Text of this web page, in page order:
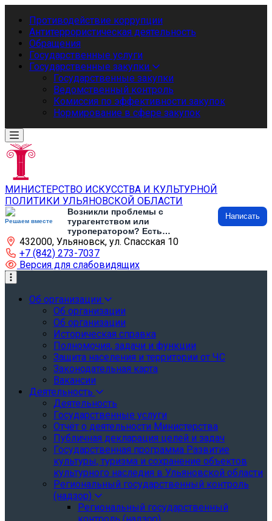
Противодействие коррупции
Антитеррористическая деятельность
Обращения
Государственные услуги
Государственные закупки
Государственные закупки
Ведомственный контроль
Комиссия по эффективности закупок
Нормирование в сфере закупок
МИНИСТЕРСТВО ИСКУССТВА И КУЛЬТУРНОЙ
ПОЛИТИКИ УЛЬЯНОВСКОЙ ОБЛАСТИ
Решаем вместе
Возникли проблемы с
турагентством или
туроператором? Есть
предложения по развитию
туризма и туристической
инфраструктуры? Напишите об
этом
Написать
432000, Ульяновск, ул. Спасская 10
+7 (842) 273-7037
Версия для слабовидящих
Об организации
Об организации
Об организации
Историческая справка
Полномочия, задачи и функции
Защита населения и территории от ЧС
Законодательная карта
Вакансии
Деятельность
Деятельность
Государственные услуги
Отчёт о деятельности Министерства
Публичная декларация целей и задач
Государственная программа Развитие
культуры, туризма и сохранение объектов
культурного наследия в Ульяновской области
Региональный государственный контроль
(надзор)
Региональный государственный